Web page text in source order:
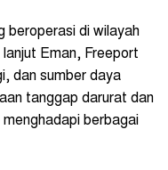
beroperasi di wilayah
Eman, Freeport
dan sumber daya
tanggap darurat dan
berbagai